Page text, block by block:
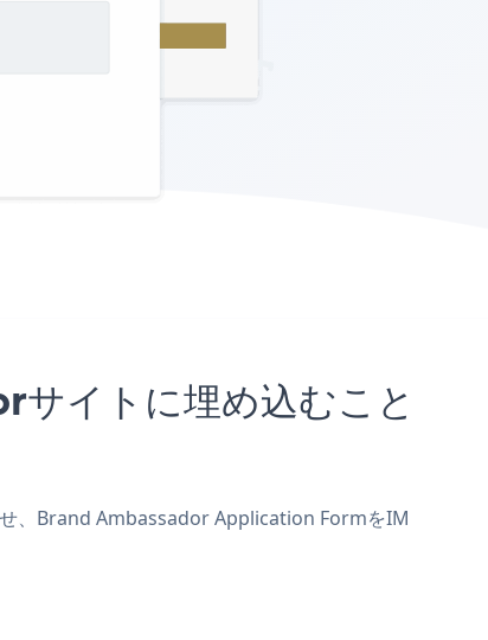
イトに埋め込むこと
、Brand Ambassador Application FormをIM